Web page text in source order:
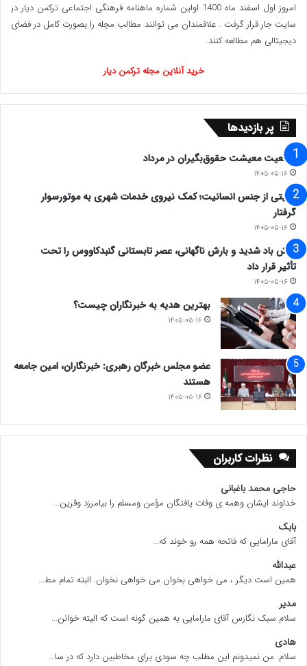
امروز اول اسفند ماه 1400 اولین شماره ماهنامه فرهنگی اجتماعی ترکمن دیار در
سایت جار قرار گرفت . علاقمندان می توانند مطالب مجله را بصورت کامل در فضای
دیجیتالی هم مطالعه کنند.
خرید آنلاین مجله ترکمن دیار
پر بازدیدها
وضعیت معیشت حقوق‌بگیران در مرداد
۱۴۰۵-۰۵-۱۶
روایتی از جنس انسانیت؛ کمک نیروی خدمات شهری به موتورسوار
گرفتار
۱۴۰۵-۰۵-۱۶
وزش باد شدید و بارش ناگهانی، عصر تابستانی گنبدکاووس را تحت
تأثیر قرار داد
۱۴۰۵-۰۵-۱۶
بهترین هدیه به خبرنگاران چیست؟
۱۴۰۵-۰۵-۱۶
عضو مجلس خبرگان رهبری: خبرنگاران، امین جامعه
هستند
۱۴۰۵-۰۵-۱۶
نظرات کاربران
حاجی محمد باغبانی
خداوند ایشان وهمه ی وفات یافتگان مؤمن ومسلم را بیامرزد وقرین...
بابک
آقای مارامایی که فاتحه همه رو خوند که...
عبدالله
همین است دیگر ، می خواهی بخوان می خواهی نخوان. البته تمام مط...
مدیر
سلام سبک نگارس آقای مارامایی به همین گونه است که الیته خوانن...
هادی
سلام. من نمیدونم این مطلب چه سودی برای مخاطبین دارد که در سا...